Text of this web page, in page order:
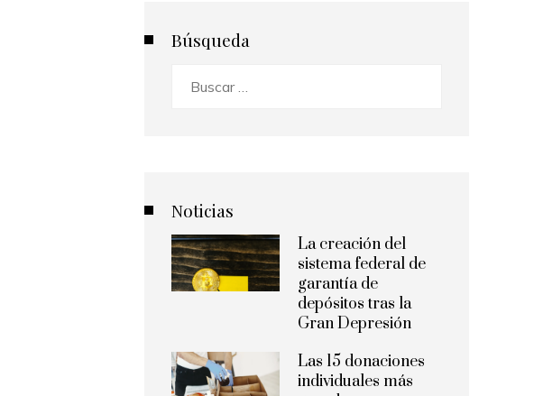
Búsqueda
Noticias
La creación del
sistema federal de
garantía de
depósitos tras la
Gran Depresión
Las 15 donaciones
individuales más